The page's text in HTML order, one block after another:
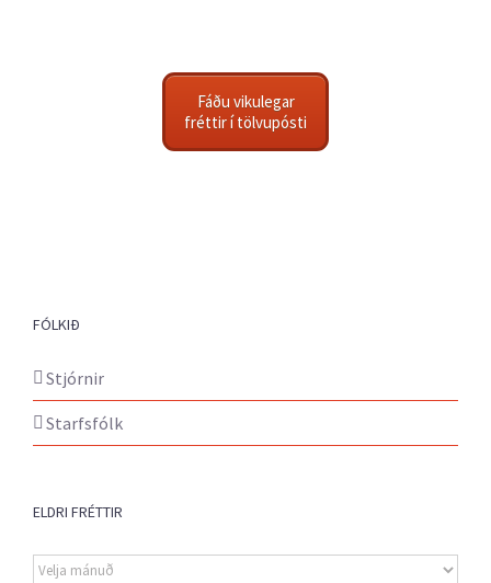
Fáðu vikulegar
fréttir í tölvupósti
FÓLKIÐ
Stjórnir
Starfsfólk
ELDRI FRÉTTIR
Eldri